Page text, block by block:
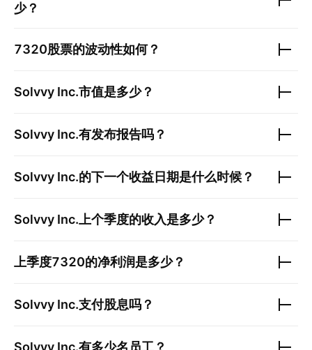
少？
7320股票的波动性如何？
Solvvy Inc.市值是多少？
Solvvy Inc.有发布报告吗？
Solvvy Inc.的下一个收益日期是什么时候？
Solvvy Inc. 上个季度的收入是多少？
上季度7320的净利润是多少？
Solvvy Inc.支付股息吗？
Solvvy Inc.有多少名员工？